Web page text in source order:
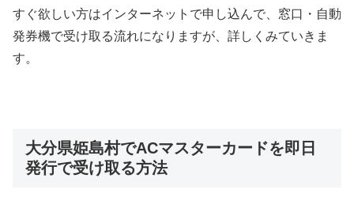
すぐ欲しい方はインターネットで申し込んで、窓口・自動
発券機で受け取る流れになりますが、詳しくみていきま
す。
大分県姫島村でACマスターカードを即日
発行で受け取る方法